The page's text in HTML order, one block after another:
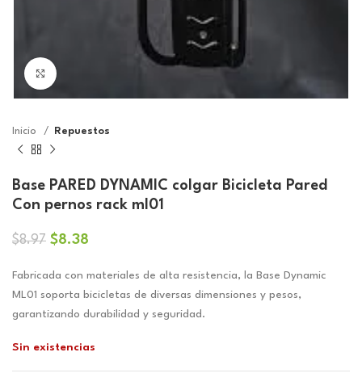
Inicio Repuestos
Base PARED DYNAMIC colgar Bicicleta Pared
Con pernos rack ml01
$8.97 El
original
era:
$8.97.
$8.38
actual
es:
$8.38.
Fabricada con materiales de alta resistencia, la Base Dynamic
ML01 soporta bicicletas de diversas dimensiones y pesos,
garantizando durabilidad y seguridad.
Sin existencias